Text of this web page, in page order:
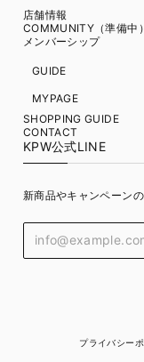
店舗情報
COMMUNITY（準備中）
メンバーシップ
GUIDE
MYPAGE
SHOPPING GUIDE
CONTACT
KPW公式LINE
新商品やキャンペーン
プライバシー